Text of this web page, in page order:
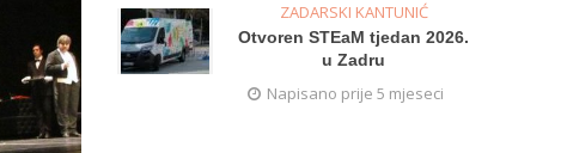
ZADARSKI KANTUNIĆ
Otvoren STEaM tjedan 2026.
u Zadru
Napisano prije 5 mjeseci